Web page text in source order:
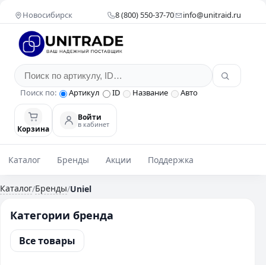
Новосибирск 8 (800) 550-37-70 info@unitraid.ru
Поиск по: Артикул ID Название Авто
Корзина
Войти
в кабинет
Каталог Бренды Акции Поддержка
Каталог/Бренды/Uniel
Категории бренда
Все товары